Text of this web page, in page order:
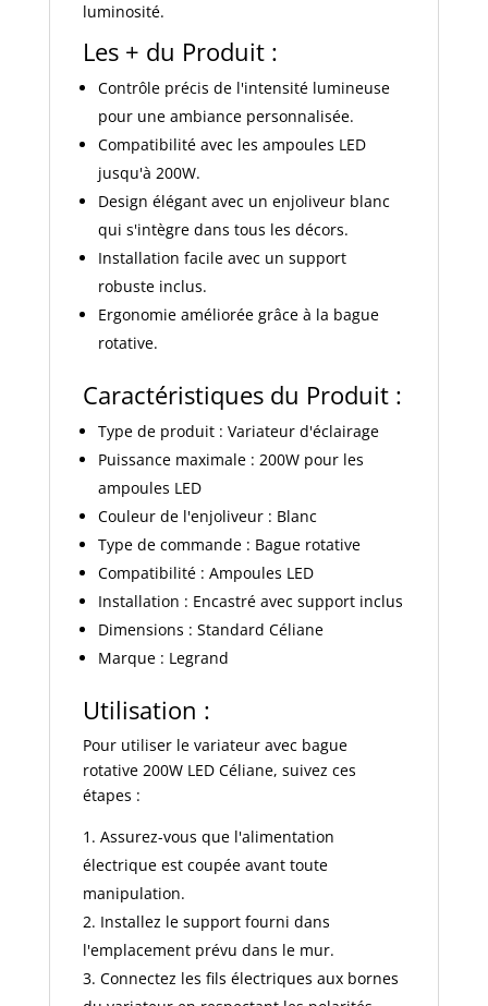
luminosité.
Les + du Produit :
Contrôle précis de l'intensité lumineuse
pour une ambiance personnalisée.
Compatibilité avec les ampoules LED
jusqu'à 200W.
Design élégant avec un enjoliveur blanc
qui s'intègre dans tous les décors.
Installation facile avec un support
robuste inclus.
Ergonomie améliorée grâce à la bague
rotative.
Caractéristiques du Produit :
Type de produit : Variateur d'éclairage
Puissance maximale : 200W pour les
ampoules LED
Couleur de l'enjoliveur : Blanc
Type de commande : Bague rotative
Compatibilité : Ampoules LED
Installation : Encastré avec support inclus
Dimensions : Standard Céliane
Marque : Legrand
Utilisation :
Pour utiliser le variateur avec bague
rotative 200W LED Céliane, suivez ces
étapes :
Assurez-vous que l'alimentation
électrique est coupée avant toute
manipulation.
Installez le support fourni dans
l'emplacement prévu dans le mur.
Connectez les fils électriques aux bornes